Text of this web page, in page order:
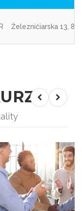
Železničiarska 13,